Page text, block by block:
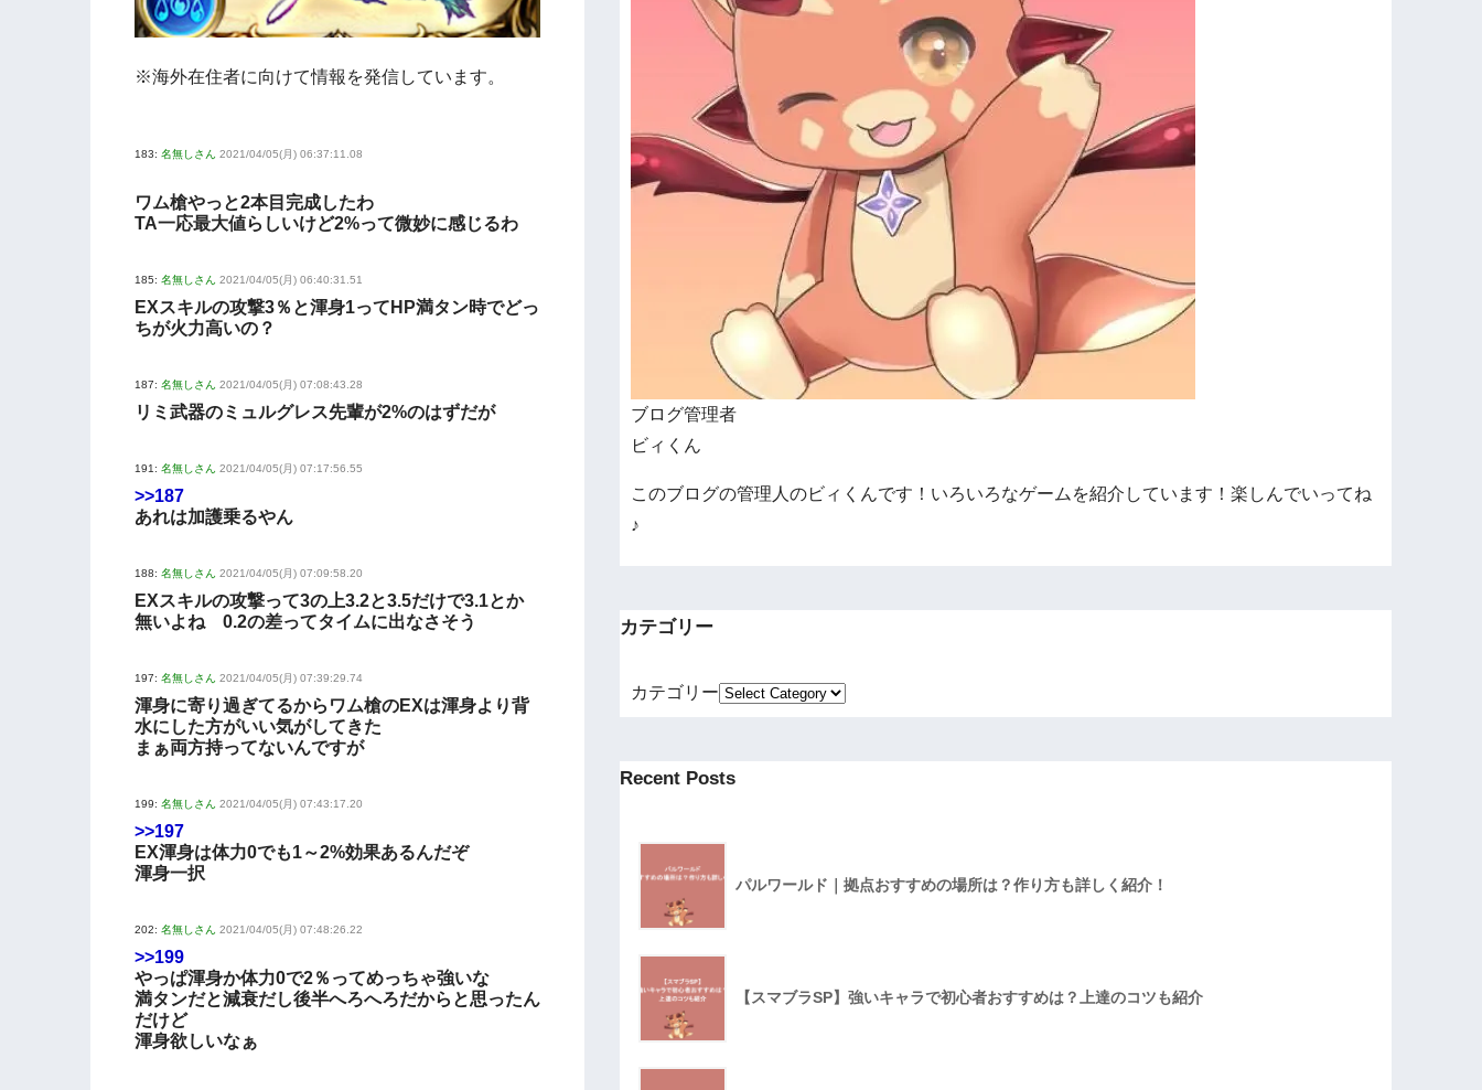
※海外在住者に向けて情報を発信しています。
183: 名無しさん 2021/04/05(月) 06:37:11.08
ワム槍やっと2本目完成したわ
TA一応最大値らしいけど2%って微妙に感じるわ
185: 名無しさん 2021/04/05(月) 06:40:31.51
EXスキルの攻撃3％と渾身1ってHP満タン時でどっ
ちが火力高いの？
187: 名無しさん 2021/04/05(月) 07:08:43.28
リミ武器のミュルグレス先輩が2%のはずだが
191: 名無しさん 2021/04/05(月) 07:17:56.55
>>187
あれは加護乗るやん
188: 名無しさん 2021/04/05(月) 07:09:58.20
EXスキルの攻撃って3の上3.2と3.5だけで3.1とか
無いよね 0.2の差ってタイムに出なさそう
197: 名無しさん 2021/04/05(月) 07:39:29.74
渾身に寄り過ぎてるからワム槍のEXは渾身より背
水にした方がいい気がしてきた
まぁ両方持ってないんですが
199: 名無しさん 2021/04/05(月) 07:43:17.20
>>197
EX渾身は体力0でも1～2%効果あるんだぞ
渾身一択
202: 名無しさん 2021/04/05(月) 07:48:26.22
>>199
やっぱ渾身か体力0で2％ってめっちゃ強いな
満タンだと減衰だし後半へろへろだからと思ったん
だけど
渾身欲しいなぁ
ブログ管理者
ビィくん
このブログの管理人のビィくんです！いろいろなゲームを紹介しています！楽しんでいってね
♪
カテゴリー
カテゴリー
Recent Posts
パルワールド｜拠点おすすめの場所は？作り方も詳しく紹介！
【スマブラSP】強いキャラで初心者おすすめは？上達のコツも紹介